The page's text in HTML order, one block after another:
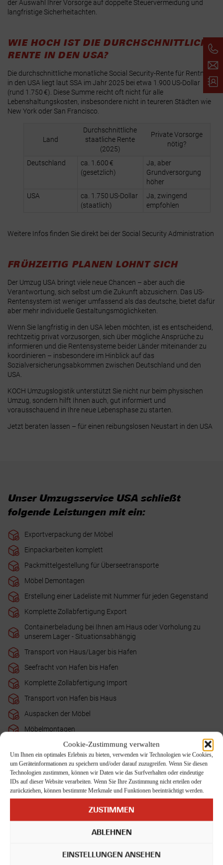
Cookie-Zustimmung verwalten
Um Ihnen ein optimales Erlebnis zu bieten, verwenden wir Technologien wie Cookies,
um Geräteinformationen zu speichern und/oder darauf zuzugreifen. Wenn Sie diesen
Technologien zustimmen, können wir Daten wie das Surfverhalten oder eindeutige
IDs auf dieser Website verarbeiten. Wenn Sie Ihre Zustimmung nicht erteilen oder
zurückziehen, können bestimmte Merkmale und Funktionen beeinträchtigt werden.
ZUSTIMMEN
ABLEHNEN
EINSTELLUNGEN ANSEHEN
der Auswahl Ihrer Vorsorge auf doppelte Steuervermeidung und
langfristige Sicherheitachten.
WIE HOCH IST DIE DURCHSCHNITTLICHE
RENTE IN DEN USA?
Die durchschnittliche monatliche Social Security-Rente für Rentner
in den USA liegt laut SSA im Jahr 2025 bei etwa 1.900 US-Dollar
(rund 1.750 €). Diese Summe reicht oft nicht für alle
Lebenshaltungskosten, insbesondere nicht in teureren Städten wie
New York oder San Francisco.
Land
Durchschnittliche
staatliche Rente
(2025)
Private Vorsorge
nötig?
Deutschland
ca. 1.600 €
(gesetzlich)
Ja, aber
Grundversorgung
höher
USA
ca. 1.750 US-Dollar
(staatlich)
Ja, zwingend
empfohlen
Weitere Infos finden Sie direkt bei der Social Security Administration
FRÜHZEITIG PLANEN LOHNT SICH
Der Umzug USA bringt viele neue Chancen – aber auch die
Verantwortung, sich selbst um die Zukunft abzusichern. Das US-
Rentensystem ist weniger umfassend als das deutsche, bietet dafür
aber mehr individuelle Gestaltungsmöglichkeiten.
Wenn Sie langfristig in den USA leben möchten, ist es entscheidend,
rechtzeitig privat vorzusorgen, sich über mögliche Ansprüche zu
informieren und die Rentensysteme beider Länder miteinander zu
koordinieren – insbesondere im Hinblick auf das
Sozialversicherungsabkommen zwischen Deutschland und den
USA.
KOCH Umzugslogistik unterstützt Sie nicht nur beim physischen
Umzug, sondern hilft Ihnen auch, gut informiert und
vorausschauend in Ihre neue Lebensphase zu starten.
Jetzt beraten lassen – für einen reibungslosen Neustart in den USA
Unser Umzugsservice USA schließt
folgende Leistungen mit ein:
Exportverpackung der Möbel
Einpackarbeiten komplett
Packmittelgestellung für Überseetransporte
Möbel Demontagen
Erstellung einer Ladeliste mit Nummer für jeden Gegenstand
Komplette Zollabfertigung Export
Containerbeladung bei Ihnen am Haus oder Vorholung zu
unserem Lager - Situationsabhängig
Transport von Haus/Lager bis Hafen
Seefracht von Hafen bis Hafen
Komplette Zollabfertigung Import
Transport von Hafen bis Haus
Auspacken der Möbel
Möbelmontagen
Entsorgen der Verpackungsmittel am Tag der Entladung
Auspackarbeiten der Kartons auf Wunsch - wird gesondert
nach Aufwand abgerechnet
Terminalabfertigungsgebühren am Zielort
Rückführung des leeren Containers zum Hafen/Terminal
Sie können eines unserer Rundum-Sorglos-Pakete für ein
stressfreies Umziehen buchen oder einzelne
spezielle Service- und Zusatzleistungen für Umzüge jeglicher Art an.